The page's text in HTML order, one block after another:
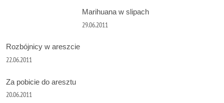
Marihuana w slipach
29.06.2011
Rozbójnicy w areszcie
22.06.2011
Za pobicie do aresztu
20.06.2011